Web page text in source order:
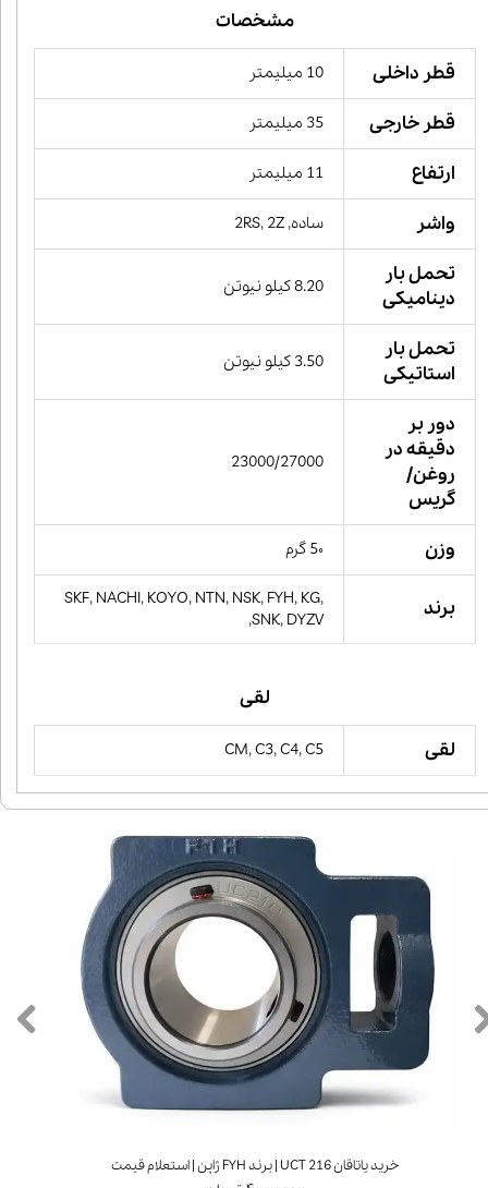
مشخصات
قطر داخلی 10 میلیمتر
قطر خارجی 35 میلیمتر
ارتفاع 11 میلیمتر
واشر ساده, 2RS, 2Z
تحمل بار
دینامیکی
8.20 کیلو نیوتن
تحمل بار
استاتیکی
3.50 کیلو نیوتن
دور بر
دقیقه در
روغن/
گریس
23000/27000
وزن 5۰ گرم
برند
SKF, NACHI, KOYO, NTN, NSK, FYH, KG,
SNK, DYZV,
لقی
لقی CM, C3, C4, C5
خرید یاتاقان UCT 216 | برند FYH ژاپن | استعلام قیمت